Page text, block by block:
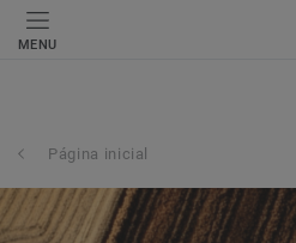
MENU
Página inicial